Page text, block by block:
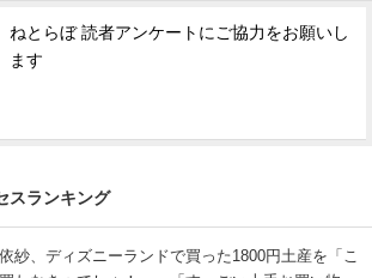
ねとらぼ 読者アンケートにご協力をお願いし
ます
スランキング
紗、ディズニーランドで買った1800円土産を「こ